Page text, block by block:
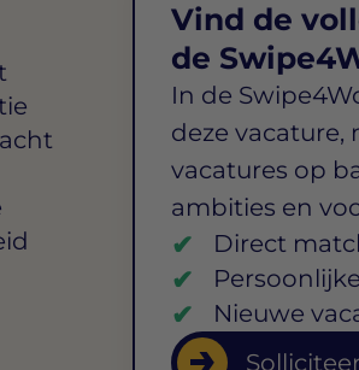
Vind de
de
In de
deze
vacatures op
ambities en
Direct
Nieuwe